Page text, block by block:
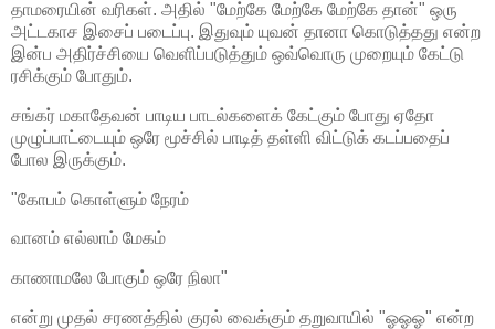
தாமரையின் வரிகள். அதில் "மேற்கே மேற்கே மேற்கே தான்" ஒரு
அட்டகாச இசைப் படைப்பு. இதுவும் யுவன் தானா கொடுத்தது என்ற
இன்ப அதிர்ச்சியை வெளிப்படுத்தும் ஒவ்வொரு முறையும் கேட்டு
ரசிக்கும் போதும்.
சங்கர் மகாதேவன் பாடிய பாடல்களைக் கேட்கும் போது ஏதோ
முழுப்பாட்டையும் ஒரே மூச்சில் பாடித் தள்ளி விட்டுக் கடப்பதைப்
போல இருக்கும்.
"கோபம் கொள்ளும் நேரம்
வானம் எல்லாம் மேகம்
காணாமலே போகும் ஒரே நிலா"
என்று முதல் சரணத்தில் குரல் வைக்கும் தறுவாயில் "ஓஓஓ" என்ற